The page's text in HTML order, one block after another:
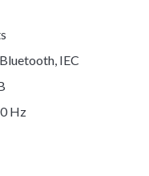
IEC
Hz